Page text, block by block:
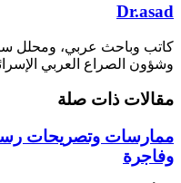
Dr.asad
كاتب وباحث عربي، ومحلل
وشؤون الصراع العربي
مقالات ذات صلة
ممارسات وتصريحات
وفاجرة